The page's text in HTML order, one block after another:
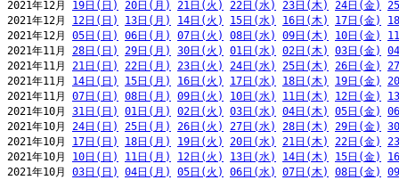
2021年12月 19日(日) 20日(月) 21日(火) 22日(水) 23日(木) 24日(金)
2021年12月 12日(日) 13日(月) 14日(火) 15日(水) 16日(木) 17日(金)
2021年12月 05日(日) 06日(月) 07日(火) 08日(水) 09日(木) 10日(金)
2021年11月 28日(日) 29日(月) 30日(火) 01日(水) 02日(木) 03日(金)
2021年11月 21日(日) 22日(月) 23日(火) 24日(水) 25日(木) 26日(金)
2021年11月 14日(日) 15日(月) 16日(火) 17日(水) 18日(木) 19日(金)
2021年11月 07日(日) 08日(月) 09日(火) 10日(水) 11日(木) 12日(金)
2021年10月 31日(日) 01日(月) 02日(火) 03日(水) 04日(木) 05日(金)
2021年10月 24日(日) 25日(月) 26日(火) 27日(水) 28日(木) 29日(金)
2021年10月 17日(日) 18日(月) 19日(火) 20日(水) 21日(木) 22日(金)
2021年10月 10日(日) 11日(月) 12日(火) 13日(水) 14日(木) 15日(金)
2021年10月 03日(日) 04日(月) 05日(火) 06日(水) 07日(木) 08日(金)